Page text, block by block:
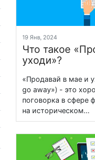
19 Янв, 2024
Что такое
уходи»?
«Продавай в мае и
go away») - это
поговорка в сфере
на историческом...